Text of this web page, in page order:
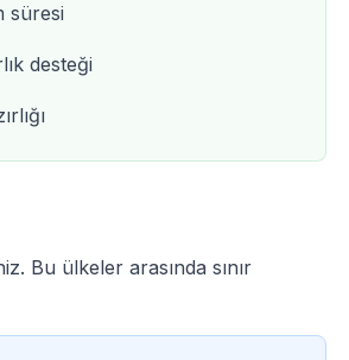
süresi
desteği
Bu ülkeler arasında sınır